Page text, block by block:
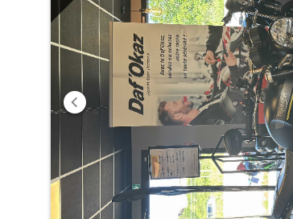
Précédent